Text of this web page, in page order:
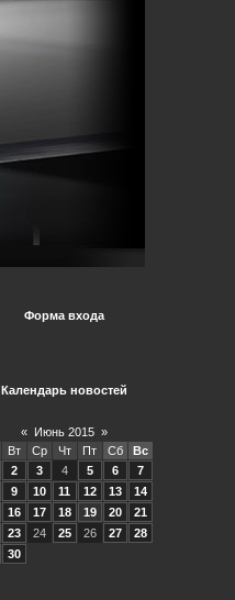
Форма входа
Календарь новостей
« Июнь 2015 »
Вт Ср Чт Пт Сб
Вс
2 3 4 5 6
7
9 10 11 12 13
14
16 17 18 19 20
21
23 24 25 26 27
28
30